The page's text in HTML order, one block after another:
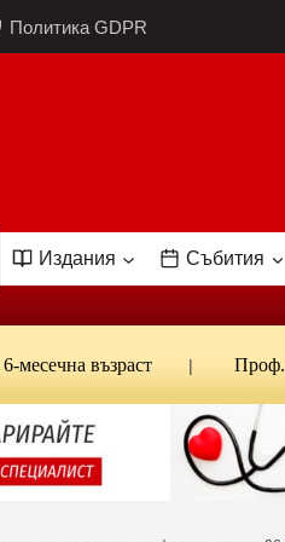
Политика GDPR
Издания Събития
възраст Проф.